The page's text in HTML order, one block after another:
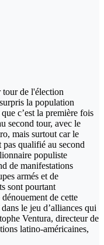
tour de l'élection
la population
c’est la première fois
second tour, avec le
mais surtout car le
qualifié au second
populiste
de manifestations
armés et de
sont pourtant
de cette
le jeu d’alliances qui
Ventura, directeur de
latino-américaines,